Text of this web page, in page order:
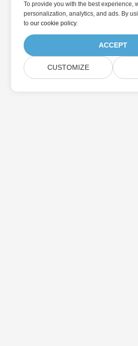
To provide you with the best experience,
personalization, analytics, and ads. By
toour cookie policy.
ACCEPT
CUSTOMIZE